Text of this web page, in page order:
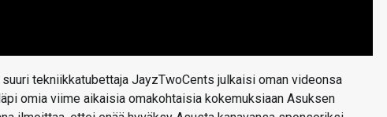
tekniikkatubettaja JayzTwoCents julkaisi oman videonsa
omia viime aikaisia omakohtaisia kokemuksiaan Asuksen